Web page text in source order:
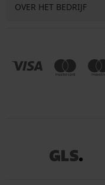
OVER HET BEDRIJF